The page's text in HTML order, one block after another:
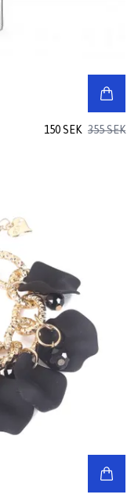
150 SEK 355 SEK